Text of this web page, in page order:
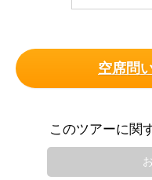
空席問
このツアーに関